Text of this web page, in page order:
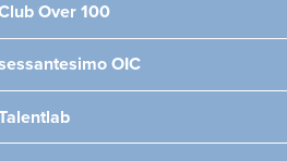
Over 100
OIC